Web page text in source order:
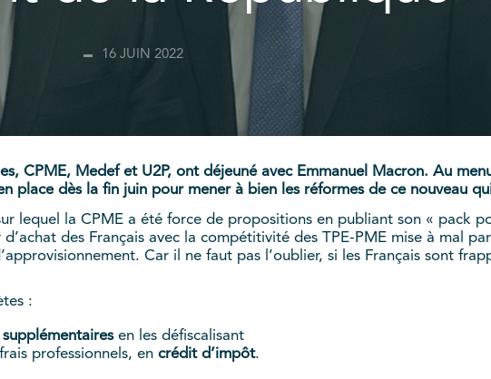
16 JUIN 2022
CPME, Medef et U2P, ont déjeuné avec Emmanuel Macron. Au
place dès la fin juin pour mener à bien les réformes de ce nouveau
lequel la CPME a été force de propositions en publiant son « pack
des Français avec la compétitivité des TPE-PME mise à mal
Car il ne faut pas l’oublier, si les Français sont
:
en les défiscalisant
professionnels, en crédit d’impôt.